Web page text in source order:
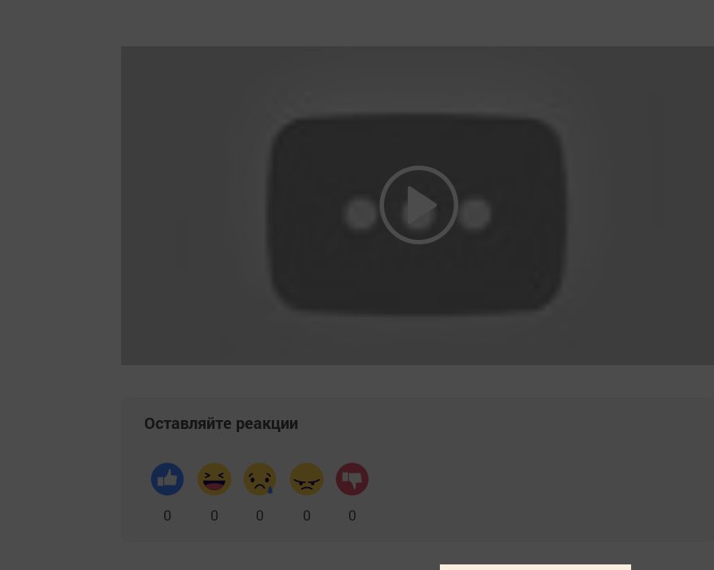
Оставляйте реакции
0 0 0 0 0